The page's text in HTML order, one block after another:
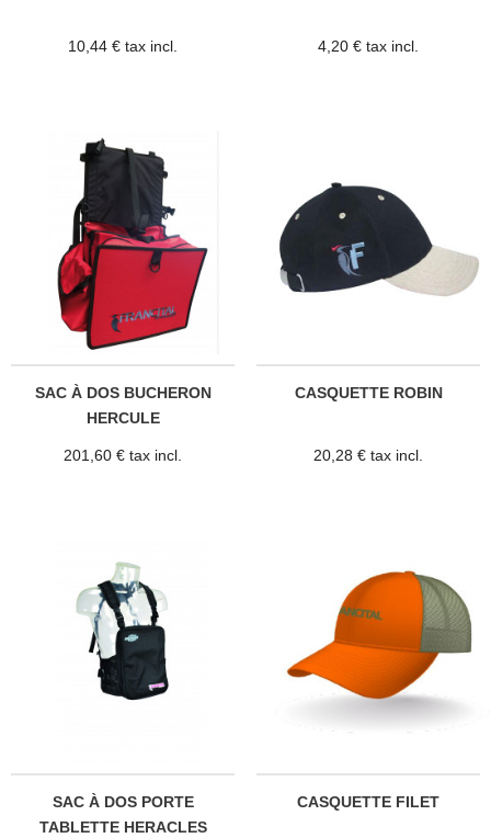
10,44 € tax incl. 4,20 € tax incl.
SAC À DOS BUCHERON
HERCULE
201,60 € tax incl.
CASQUETTE ROBIN
20,28 € tax incl.
SAC À DOS PORTE
TABLETTE HERACLES
CASQUETTE FILET